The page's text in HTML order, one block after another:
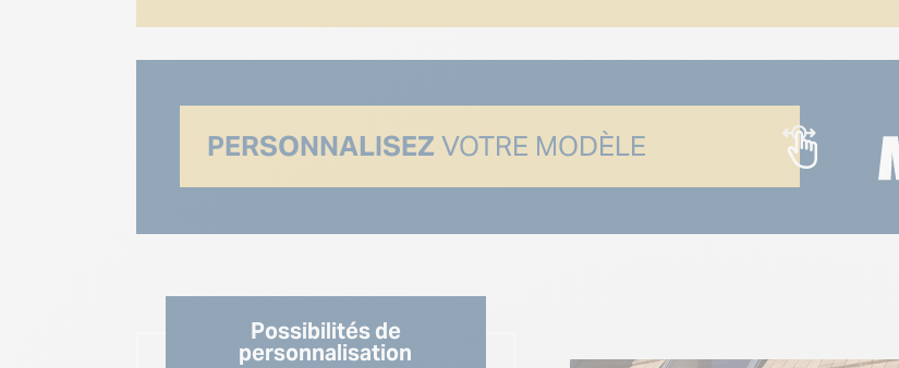
PERSONNALISEZ VOTRE MODÈLE
Possibilités de
personnalisation